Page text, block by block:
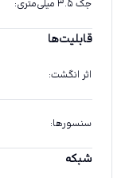
جک ۳.۵ میلی‌متری :
قابلیت‌ها
اثر انگشت:
سنسورها:
شبکه